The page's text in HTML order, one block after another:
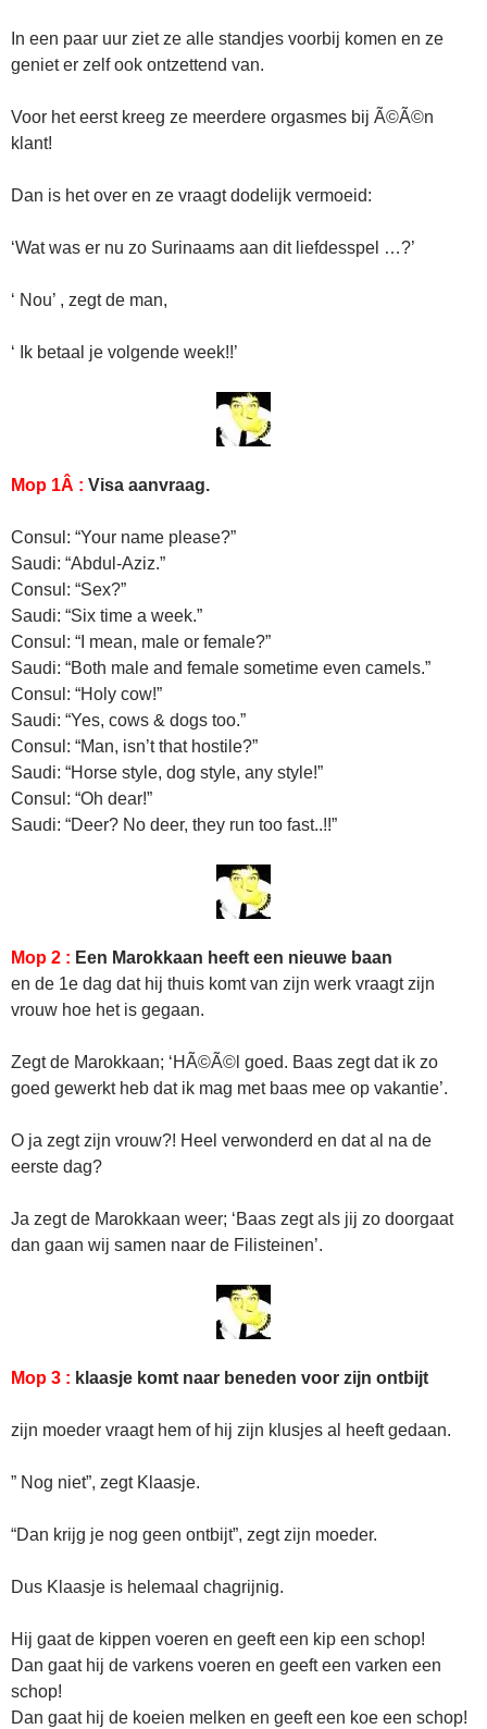
In een paar uur ziet ze alle standjes voorbij komen en ze
geniet er zelf ook ontzettend van.
Voor het eerst kreeg ze meerdere orgasmes bij Ã©Ã©n
klant!
Dan is het over en ze vraagt dodelijk vermoeid:
‘Wat was er nu zo Surinaams aan dit liefdesspel …?’
‘ Nou’ , zegt de man,
‘ Ik betaal je volgende week!!’
Mop 1Â : Visa aanvraag.
Consul: “Your name please?”
Saudi: “Abdul-Aziz.”
Consul: “Sex?”
Saudi: “Six time a week.”
Consul: “I mean, male or female?”
Saudi: “Both male and female sometime even camels.”
Consul: “Holy cow!”
Saudi: “Yes, cows & dogs too.”
Consul: “Man, isn’t that hostile?”
Saudi: “Horse style, dog style, any style!”
Consul: “Oh dear!”
Saudi: “Deer? No deer, they run too fast..!!”
Mop 2 : Een Marokkaan heeft een nieuwe baan
en de 1e dag dat hij thuis komt van zijn werk vraagt zijn
vrouw hoe het is gegaan.
Zegt de Marokkaan; ‘HÃ©Ã©l goed. Baas zegt dat ik zo
goed gewerkt heb dat ik mag met baas mee op vakantie’.
O ja zegt zijn vrouw?! Heel verwonderd en dat al na de
eerste dag?
Ja zegt de Marokkaan weer; ‘Baas zegt als jij zo doorgaat
dan gaan wij samen naar de Filisteinen’.
Mop 3 : klaasje komt naar beneden voor zijn ontbijt
zijn moeder vraagt hem of hij zijn klusjes al heeft gedaan.
” Nog niet”, zegt Klaasje.
“Dan krijg je nog geen ontbijt”, zegt zijn moeder.
Dus Klaasje is helemaal chagrijnig.
Hij gaat de kippen voeren en geeft een kip een schop!
Dan gaat hij de varkens voeren en geeft een varken een
schop!
Dan gaat hij de koeien melken en geeft een koe een schop!